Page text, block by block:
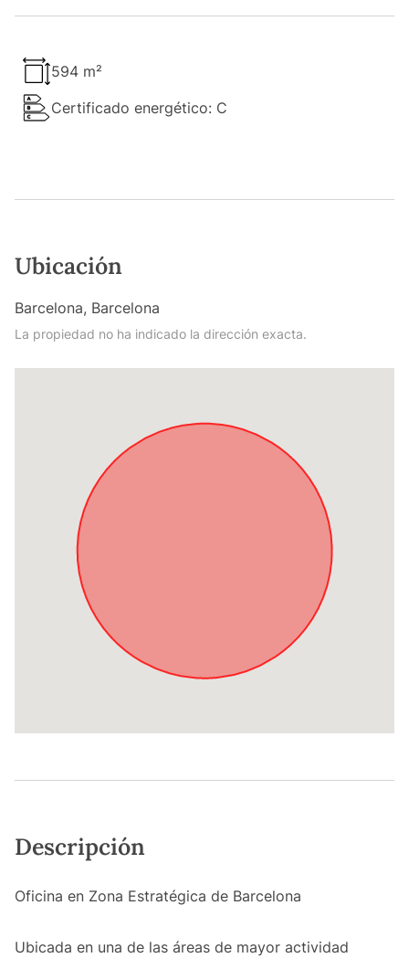
594 m²
Certificado energético: C
Ubicación
Barcelona, Barcelona
La propiedad no ha indicado la dirección exacta.
Descripción
Oficina en Zona Estratégica de Barcelona
Ubicada en una de las áreas de mayor actividad